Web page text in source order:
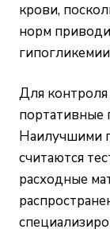
крови,
норм
Для контроля
портативные
Наилучшими
считаются
расходные